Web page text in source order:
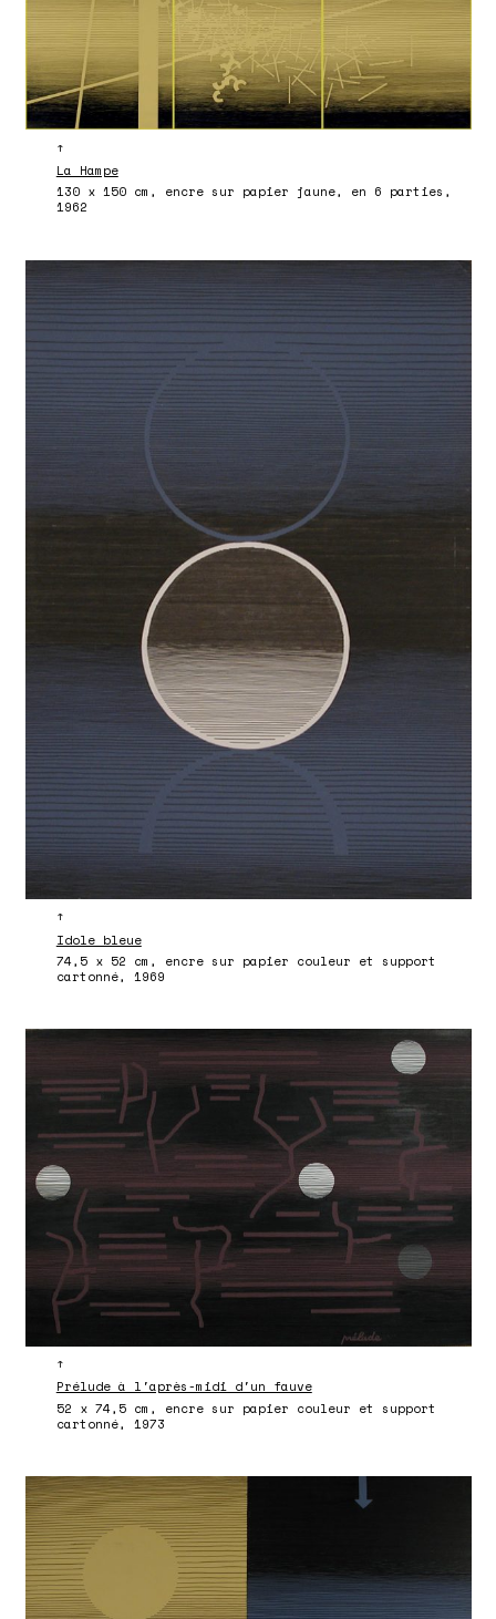
↑
La Hampe
130 x 150 cm, encre sur papier jaune, en 6 parties,
1962
↑
Idole bleue
74,5 x 52 cm, encre sur papier couleur et support
cartonné, 1969
↑
Prélude à l'après-midi d'un fauve
52 x 74,5 cm, encre sur papier couleur et support
cartonné, 1973